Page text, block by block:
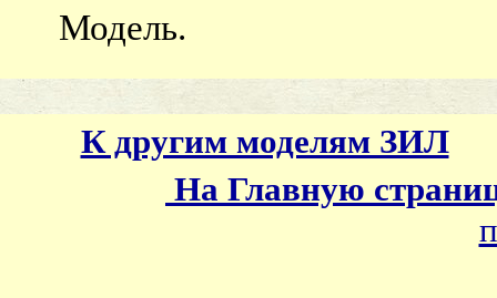
Модель.
К другим моделям ЗИЛ
На Главную